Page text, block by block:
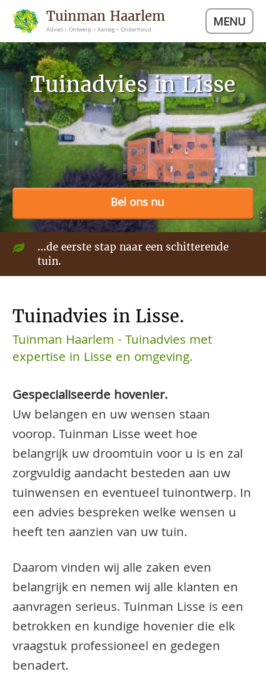
Tuinman Haarlem
Advies • Ontwerp • Aanleg • Onderhoud MENU
Tuinadvies in Lisse
Bel ons nu
...de eerste stap naar een schitterende
tuin.
Tuinadvies in Lisse.
Tuinman Haarlem - Tuinadvies met
expertise in Lisse en omgeving.
Gespecialiseerde hovenier.
Uw belangen en uw wensen staan
voorop. Tuinman Lisse weet hoe
belangrijk uw droomtuin voor u is en zal
zorgvuldig aandacht besteden aan uw
tuinwensen en eventueel tuinontwerp. In
een advies bespreken welke wensen u
heeft ten aanzien van uw tuin.
Daarom vinden wij alle zaken even
belangrijk en nemen wij alle klanten en
aanvragen serieus. Tuinman Lisse is een
betrokken en kundige hovenier die elk
vraagstuk professioneel en gedegen
benadert.